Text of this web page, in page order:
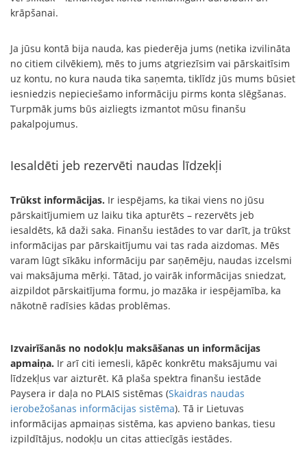
krāpšanai.
Ja jūsu kontā bija nauda, kas piederēja jums (netika izvilināta
no citiem cilvēkiem), mēs to jums atgriezīsim vai pārskaitīsim
uz kontu, no kura nauda tika saņemta, tiklīdz jūs mums būsiet
iesniedzis nepieciešamo informāciju pirms konta slēgšanas.
Turpmāk jums būs aizliegts izmantot mūsu finanšu
pakalpojumus.
Iesaldēti jeb rezervēti naudas līdzekļi
Trūkst informācijas. Ir iespējams, ka tikai viens no jūsu
pārskaitījumiem uz laiku tika apturēts – rezervēts jeb
iesaldēts, kā daži saka. Finanšu iestādes to var darīt, ja trūkst
informācijas par pārskaitījumu vai tas rada aizdomas. Mēs
varam lūgt sīkāku informāciju par saņēmēju, naudas izcelsmi
vai maksājuma mērķi. Tātad, jo vairāk informācijas sniedzat,
aizpildot pārskaitījuma formu, jo mazāka ir iespējamība, ka
nākotnē radīsies kādas problēmas.
Izvairīšanās no nodokļu maksāšanas un informācijas
apmaiņa. Ir arī citi iemesli, kāpēc konkrētu maksājumu vai
līdzekļus var aizturēt. Kā plaša spektra finanšu iestāde
Paysera ir daļa no PLAIS sistēmas (Skaidras naudas
ierobežošanas informācijas sistēma). Tā ir Lietuvas
informācijas apmaiņas sistēma, kas apvieno bankas, tiesu
izpildītājus, nodokļu un citas attiecīgās iestādes.